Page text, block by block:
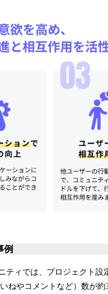
例
ティでは、プロジェクト設
ねやコメントなど）数が約